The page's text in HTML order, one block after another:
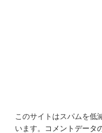
このサイトはスパムを低
います。
コメントデータ